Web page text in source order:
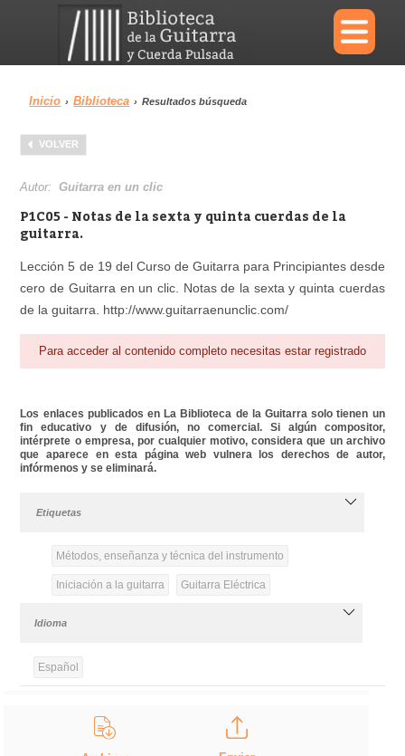
×
Menu
Biblioteca
Reproductor
Inicio › Biblioteca › Resultados búsqueda
VOLVER
Autor:Guitarra en un clic
P1C05 - Notas de la sexta y quinta cuerdas de la
guitarra.
Lección 5 de 19 del Curso de Guitarra para Principiantes desde
cero de Guitarra en un clic. Notas de la sexta y quinta cuerdas
de la guitarra. http://www.guitarraenunclic.com/
Para acceder al contenido completo necesitas estar registrado
Los enlaces publicados en La Biblioteca de la Guitarra solo tienen un
fin educativo y de difusión, no comercial. Si algún compositor,
intérprete o empresa, por cualquier motivo, considera que un archivo
que aparece en esta página web vulnera los derechos de autor,
infórmenos y se eliminará.
Etiquetas
Métodos, enseñanza y técnica del instrumento
Iniciación a la guitarra Guitarra Eléctrica
Idioma
Español